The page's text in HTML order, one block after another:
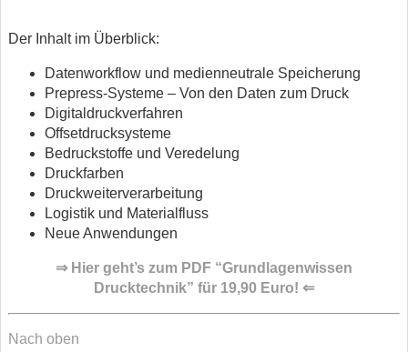
Der Inhalt im Überblick:
Datenworkflow und medienneutrale Speicherung
Prepress-Systeme – Von den Daten zum Druck
Digitaldruckverfahren
Offsetdrucksysteme
Bedruckstoffe und Veredelung
Druckfarben
Druckweiterverarbeitung
Logistik und Materialfluss
Neue Anwendungen
⇒ Hier geht’s zum PDF “Grundlagenwissen
Drucktechnik” für 19,90 Euro! ⇐
Nach oben